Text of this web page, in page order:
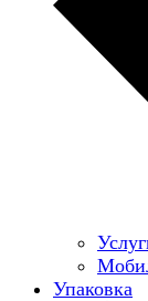
Упаковка